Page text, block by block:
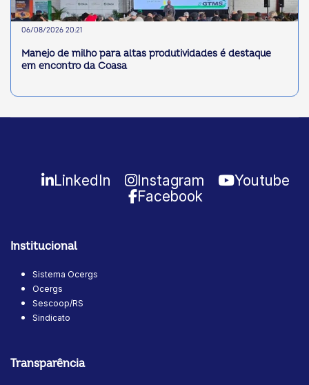
06/08/2026 20:21
Manejo de milho para altas produtividades é destaque
em encontro da Coasa
LinkedIn Instagram
Youtube
Facebook
Institucional
Sistema Ocergs
Ocergs
Sescoop/RS
Sindicato
Transparência